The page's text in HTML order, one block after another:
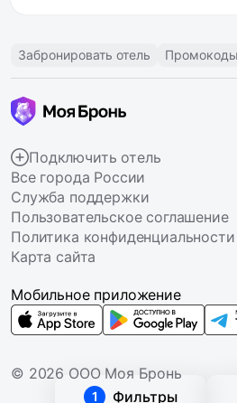
1 Фильтры
Забронировать отель
Подключить отель
Все города России
Служба поддержки
Пользовательское соглашение
Политика конфиденциальности
Карта сайта
© 2026 ООО Моя Бронь
Мобильное приложение